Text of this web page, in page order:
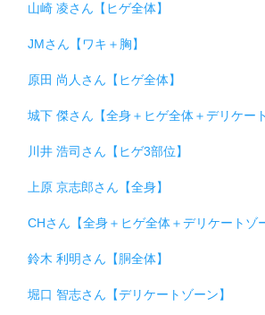
山崎 凌さん【ヒゲ全体】
JMさん【ワキ＋胸】
原田 尚人さん【ヒゲ全体】
城下 傑さん【全身＋ヒゲ全体＋デリケー
川井 浩司さん【ヒゲ3部位】
上原 京志郎さん【全身】
CHさん【全身＋ヒゲ全体＋デリケートゾ
鈴木 利明さん【胴全体】
堀口 智志さん【デリケートゾーン】